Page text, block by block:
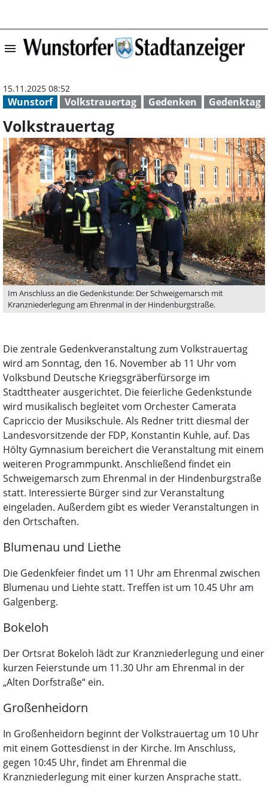
menu Volkstrauertag
Wunstorf Volkstrauertag Gedenken Gedenktag
15.11.2025 08:52
Volkstrauertag
Im Anschluss an die Gedenkstunde: Der Schweigemarsch mit
Kranzniederlegung am Ehrenmal in der Hindenburgstraße.
Die zentrale Gedenkveranstaltung zum Volkstrauertag
wird am Sonntag, den 16. November ab 11 Uhr vom
Volksbund Deutsche Kriegsgräberfürsorge im
Stadttheater ausgerichtet. Die feierliche Gedenkstunde
wird musikalisch begleitet vom Orchester Camerata
Capriccio der Musikschule. Als Redner tritt diesmal der
Landesvorsitzende der FDP, Konstantin Kuhle, auf. Das
Hölty Gymnasium bereichert die Veranstaltung mit einem
weiteren Programmpunkt. Anschließend findet ein
Schweigemarsch zum Ehrenmal in der Hindenburgstraße
statt. Interessierte Bürger sind zur Veranstaltung
eingeladen. Außerdem gibt es wieder Veranstaltungen in
den Ortschaften.
Blumenau und Liethe
Die Gedenkfeier findet um 11 Uhr am Ehrenmal zwischen
Blumenau und Liehte statt. Treffen ist um 10.45 Uhr am
Galgenberg.
Bokeloh
Der Ortsrat Bokeloh lädt zur Kranzniederlegung und einer
kurzen Feierstunde um 11.30 Uhr am Ehrenmal in der
„Alten Dorfstraße“ ein.
Großenheidorn
In Großenheidorn beginnt der Volkstrauertag um 10 Uhr
mit einem Gottesdienst in der Kirche. Im Anschluss,
gegen 10:45 Uhr, findet am Ehrenmal die
Kranzniederlegung mit einer kurzen Ansprache statt.